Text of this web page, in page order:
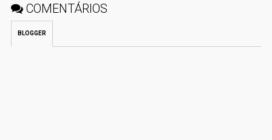
COMENTÁRIOS
BLOGGER